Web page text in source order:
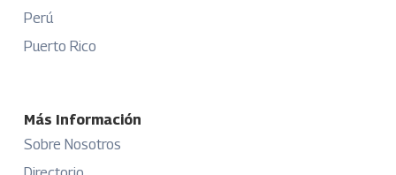
Perú
Puerto Rico
Más Información
Sobre Nosotros